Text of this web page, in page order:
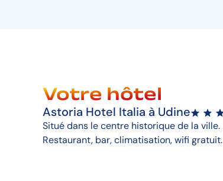
Votre hôtel
Astoria Hotel Italia à Udine
Situé dans le centre historique de la ville.
Restaurant, bar, climatisation, wifi gratuit.